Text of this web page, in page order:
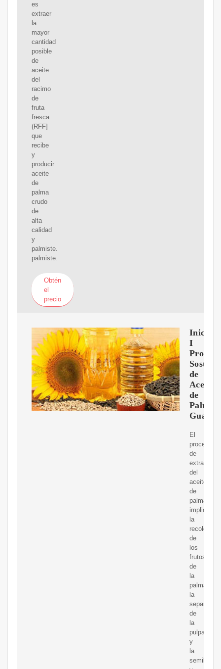
es
extraer
la
mayor
cantidad
posible
de
aceite
del
racimo
de
fruta
fresca
(RFF]
que
recibe
y
producir
aceite
de
palma
crudo
de
alta
calidad
y
palmiste.
palmiste.
Obtén
el
precio
Inicio
I
de
Aceite
de
Palma
El
proceso
de
extracción
del
aceite
de
palma
implica
la
de
los
frutos
de
la
palma,
la
separación
de
la
pulpa
y
la
semilla,